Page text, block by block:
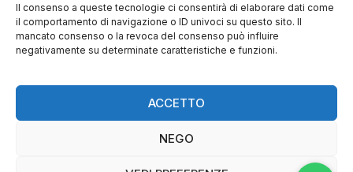
Il consenso a queste tecnologie ci consentirà di elaborare dati come
il comportamento di navigazione o ID univoci su questo sito. Il
mancato consenso o la revoca del consenso può influire
negativamente su determinate caratteristiche e funzioni.
ACCETTO
NEGO
CI TROVI ANCHE SU: